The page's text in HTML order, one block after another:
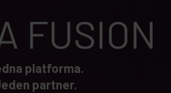
platforma.
partner.